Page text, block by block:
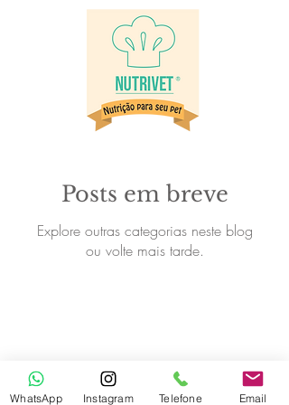
Posts em breve
Explore outras categorias neste blog
ou volte mais tarde.
Todos direitos reservados por Nutrivet®
WhatsApp Instagram Telefone Email